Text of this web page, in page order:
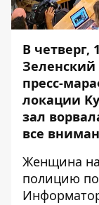
В четверг,
пресс-
локации
зал
все
Женщина
полицию